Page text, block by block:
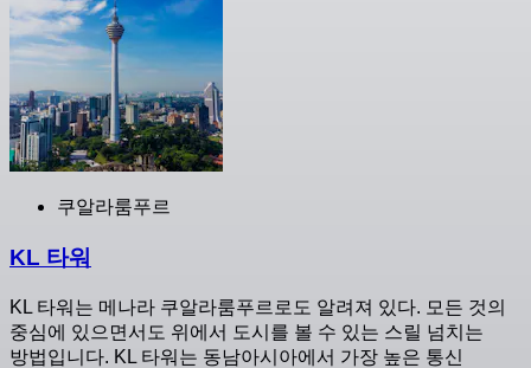
쿠알라룸푸르
KL 타워
KL 타워는 메나라 쿠알라룸푸르로도 알려져 있다. 모든 것의
중심에 있으면서도 위에서 도시를 볼 수 있는 스릴 넘치는
방법입니다. KL 타워는 동남아시아에서 가장 높은 통신